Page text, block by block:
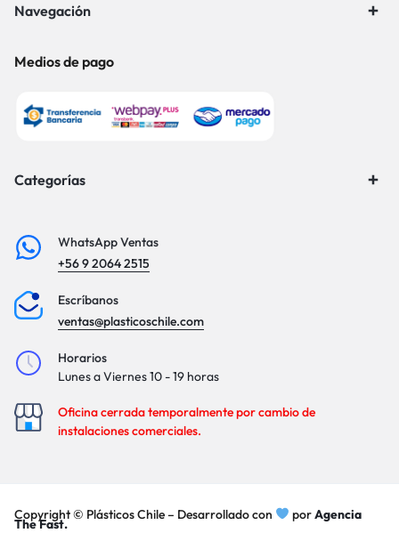
Navegación
Medios de pago
Categorías
WhatsApp Ventas
+56 9 2064 2515
Escríbanos
ventas@plasticoschile.com
Horarios
Lunes a Viernes 10 - 19 horas
Oficina cerrada temporalmente por cambio de
instalaciones comerciales.
Copyright © Plásticos Chile – Desarrollado con porAgencia
The Fast.